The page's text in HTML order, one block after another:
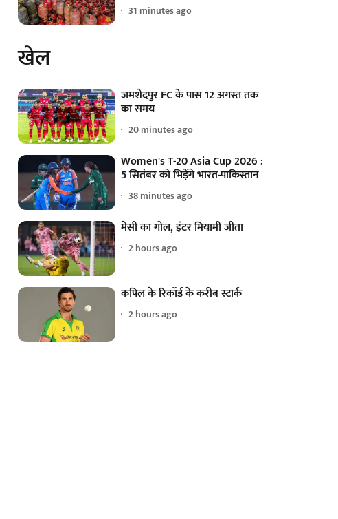
31 minutes ago
खेल
जमशेदपुर FC के पास 12 अगस्त तक
का समय
20 minutes ago
Women's T-20 Asia Cup 2026 :
5 सितंबर को भिड़ेंगे भारत-पाकिस्तान
38 minutes ago
मेसी का गोल, इंटर मियामी जीता
2 hours ago
कपिल के रिकॉर्ड के करीब स्टार्क
2 hours ago